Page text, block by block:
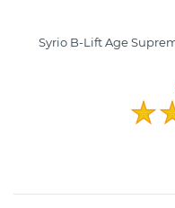
Syrio B-Lift Age